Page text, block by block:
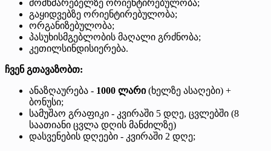
მომხმარებელზე ორიენტირებულობა;
გაყიდვებზე ორიენტირებულობა;
ორგანიზებულობა;
პასუხისმგებლობის მაღალი გრძნობა;
კეთილსინდისიერება.
ჩვენ გთავაზობთ:
ანაზღაურება - 1000 ლარი(ხელზე ასაღები) +
ბონუსი;
სამუშაო გრაფიკი - კვირაში 5 დღე, ცვლებში (8
საათიანი ცვლა დღის მანძილზე)
დასვენების დღეები - კვირაში 2 დღე;